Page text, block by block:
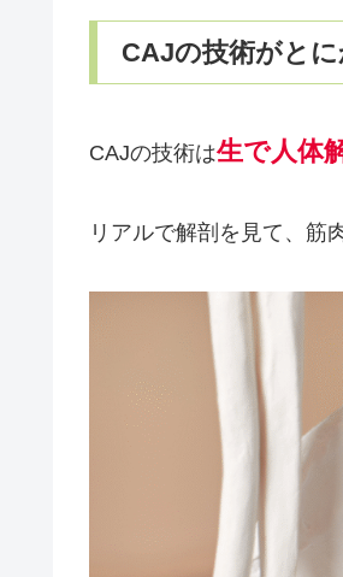
CAJの技術がとに
CAJの技術は生で人体
リアルで解剖を見て、筋